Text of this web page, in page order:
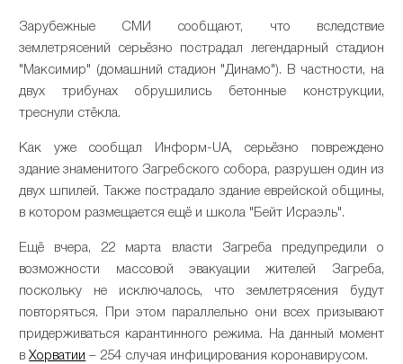
Зарубежные СМИ сообщают, что вследствие
землетрясений серьёзно пострадал легендарный стадион
"Максимир" (домашний стадион "Динамо"). В частности, на
двух трибунах обрушились бетонные конструкции,
треснули стёкла.
Как уже сообщал Информ-UA, серьёзно повреждено
здание знаменитого Загребского собора, разрушен один из
двух шпилей. Также пострадало здание еврейской общины,
в котором размещается ещё и школа "Бейт Исраэль".
Ещё вчера, 22 марта власти Загреба предупредили о
возможности массовой эвакуации жителей Загреба,
поскольку не исключалось, что землетрясения будут
повторяться. При этом параллельно они всех призывают
придерживаться карантинного режима. На данный момент
вХорватии – 254 случая инфицирования коронавирусом.